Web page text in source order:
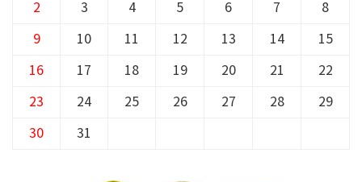
2 3 4 5 6 7 8
9 10 11 12 13 14 15
16 17 18 19 20 21 22
23 24 25 26 27 28 29
30 31